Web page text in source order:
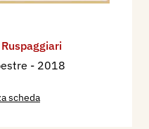
Brera (MI), 6
- 2018
scheda